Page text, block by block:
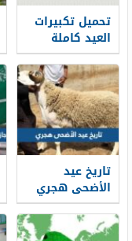
تحميل تكبيرات
العيد كاملة
MP3 بصوت
جميل 2026
تاريخ عيد
الأضحى هجري
1443 في
السعودية